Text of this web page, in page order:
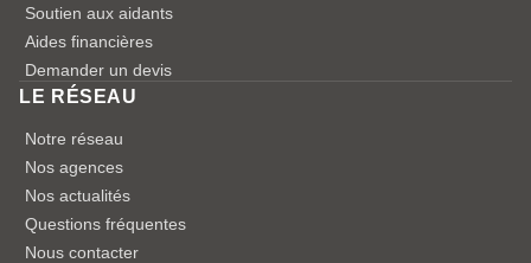
Soutien aux aidants
Aides financières
Demander un devis
LE RÉSEAU
Notre réseau
Nos agences
Nos actualités
Questions fréquentes
Nous contacter